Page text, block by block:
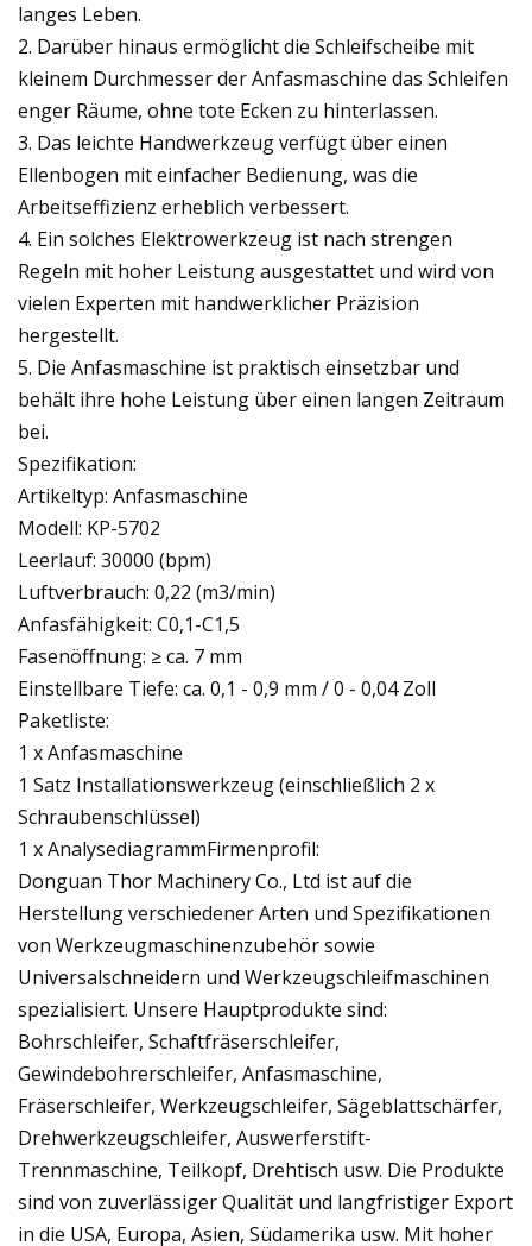
langes Leben.
2. Darüber hinaus ermöglicht die Schleifscheibe mit
kleinem Durchmesser der Anfasmaschine das Schleifen
enger Räume, ohne tote Ecken zu hinterlassen.
3. Das leichte Handwerkzeug verfügt über einen
Ellenbogen mit einfacher Bedienung, was die
Arbeitseffizienz erheblich verbessert.
4. Ein solches Elektrowerkzeug ist nach strengen
Regeln mit hoher Leistung ausgestattet und wird von
vielen Experten mit handwerklicher Präzision
hergestellt.
5. Die Anfasmaschine ist praktisch einsetzbar und
behält ihre hohe Leistung über einen langen Zeitraum
bei.
Spezifikation:
Artikeltyp: Anfasmaschine
Modell: KP-5702
Leerlauf: 30000 (bpm)
Luftverbrauch: 0,22 (m3/min)
Anfasfähigkeit: C0,1-C1,5
Fasenöffnung: ≥ ca. 7 mm
Einstellbare Tiefe: ca. 0,1 - 0,9 mm / 0 - 0,04 Zoll
Paketliste:
1 x Anfasmaschine
1 Satz Installationswerkzeug (einschließlich 2 x
Schraubenschlüssel)
1 x AnalysediagrammFirmenprofil:
Donguan Thor Machinery Co., Ltd ist auf die
Herstellung verschiedener Arten und Spezifikationen
von Werkzeugmaschinenzubehör sowie
Universalschneidern und Werkzeugschleifmaschinen
spezialisiert. Unsere Hauptprodukte sind:
Bohrschleifer, Schaftfräserschleifer,
Gewindebohrerschleifer, Anfasmaschine,
Fräserschleifer, Werkzeugschleifer, Sägeblattschärfer,
Drehwerkzeugschleifer, Auswerferstift-
Trennmaschine, Teilkopf, Drehtisch usw. Die Produkte
sind von zuverlässiger Qualität und langfristiger Export
in die USA, Europa, Asien, Südamerika usw. Mit hoher